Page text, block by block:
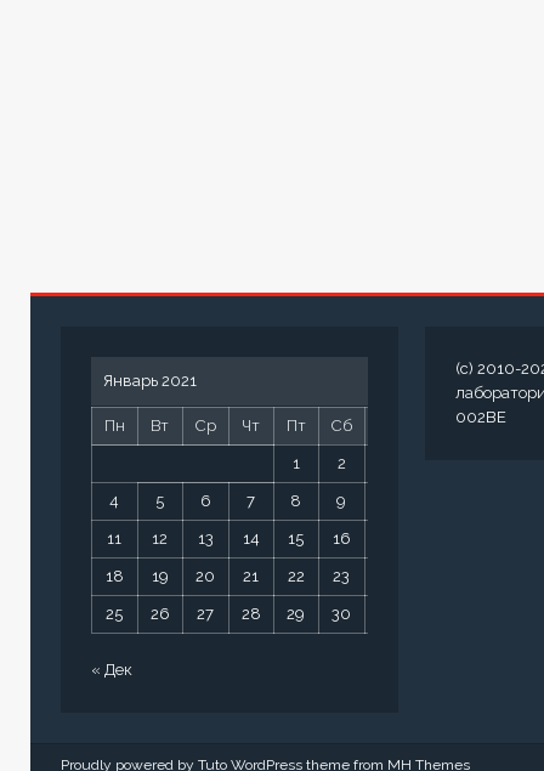
Январь 2021
Пн Вт Ср Чт Пт Сб
1 2
4 5 6 7 8 9
11 12 13 14 15 16
18 19 20 21 22 23
25 26 27 28 29 30
« Дек
(c) 2010-
002BE
Proudly powered by Tuto WordPress theme from MH Themes